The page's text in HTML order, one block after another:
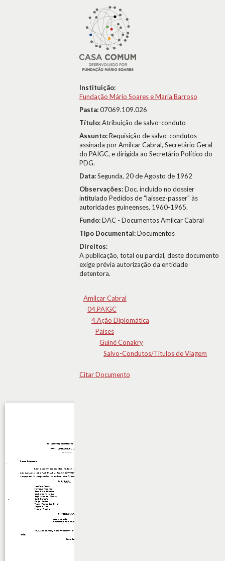
Instituição:
Fundação Mário Soares e Maria Barroso
Pasta:07069.109.026
Título:Atribuição de salvo-conduto
Assunto:Requisição de salvo-condutos
assinada por Amílcar Cabral, Secretário Geral
do PAIGC, e dirigida ao Secretário Político do
PDG.
Data:Segunda, 20 de Agosto de 1962
Observações:Doc. incluído no dossier
intitulado Pedidos de "laissez-passer" às
autoridades guineenses, 1960-1965.
Fundo:DAC - Documentos Amílcar Cabral
Tipo Documental:Documentos
Direitos:
A publicação, total ou parcial, deste documento
exige prévia autorização da entidade
detentora.
Amílcar Cabral
04.PAIGC
4.Ação Diplomática
Países
Guiné Conakry
Salvo-Condutos/Títulos de Viagem
Citar Documento